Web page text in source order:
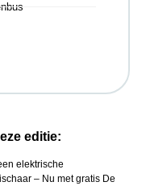
editie:
elektrische
– Nu met gratis De